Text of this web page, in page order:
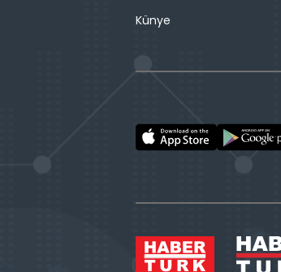
Künye